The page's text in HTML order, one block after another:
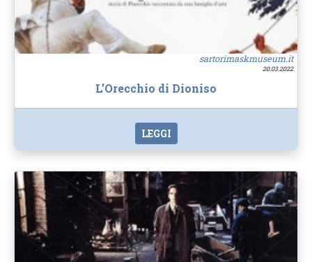
sartorimaskmuseum.it
20.03.2022
L’Orecchio di Dioniso
LEGGI